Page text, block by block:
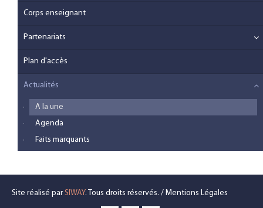
Corps enseignant
Partenariats
Plan d'accès
Actualités
A la une
Agenda
Faits marquants
Site réalisé parSIWAY. Tous droits réservés. / Mentions Légales